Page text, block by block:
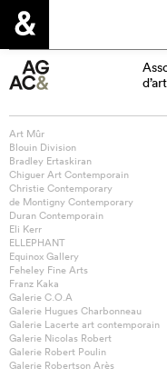
Art Mûr
Blouin Division
Bradley Ertaskiran
Chiguer Art Contemporain
Christie Contemporary
de Montigny Contemporary
Duran Contemporain
Eli Kerr
ELLEPHANT
Equinox Gallery
Feheley Fine Arts
Franz Kaka
Galerie C.O.A
Galerie Hugues Charbonneau
Galerie Lacerte art contemporain
Galerie Nicolas Robert
Galerie Robert Poulin
Galerie Robertson Arès